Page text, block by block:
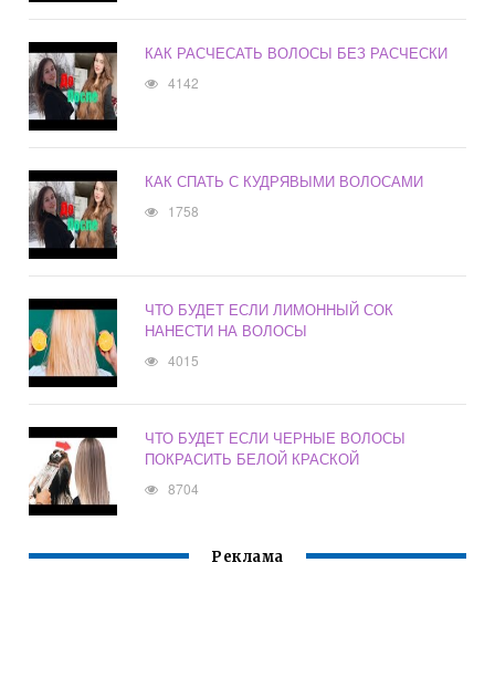
КАК РАСЧЕСАТЬ ВОЛОСЫ БЕЗ РАСЧЕСКИ
4142
КАК СПАТЬ С КУДРЯВЫМИ ВОЛОСАМИ
1758
ЧТО БУДЕТ ЕСЛИ ЛИМОННЫЙ СОК
НАНЕСТИ НА ВОЛОСЫ
4015
ЧТО БУДЕТ ЕСЛИ ЧЕРНЫЕ ВОЛОСЫ
ПОКРАСИТЬ БЕЛОЙ КРАСКОЙ
8704
Реклама